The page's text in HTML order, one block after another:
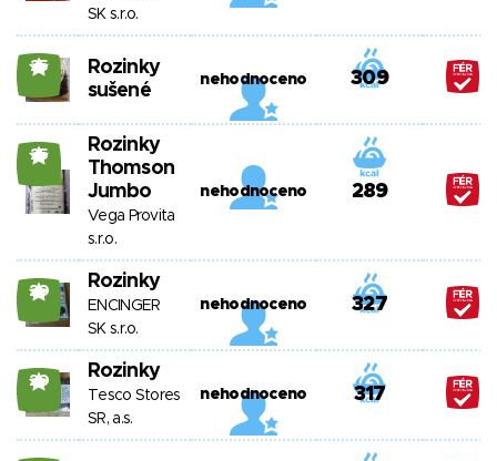
SK s.r.o.
25
Rozinky
sušené
nehodnoceno 309
25
Rozinky
Thomson
Jumbo
Vega Provita
s.r.o.
nehodnoceno 289
20 Rozinky
ENCINGER
SK s.r.o.
nehodnoceno 327
20 Rozinky
Tesco Stores
SR, a.s.
nehodnoceno 317